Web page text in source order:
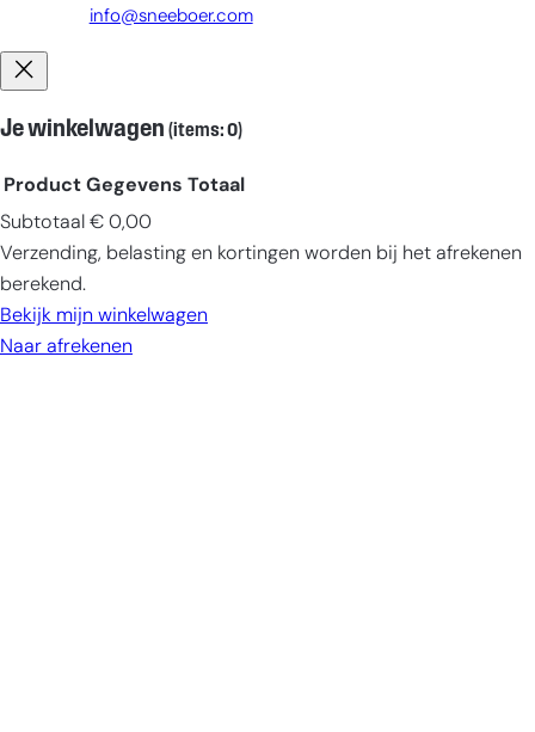
info@sneeboer.com
Je winkelwagen (items: 0)
Producten
in
winkelwagen
Product Gegevens Totaal
Subtotaal € 0,00
Verzending, belasting en kortingen worden bij het afrekenen
berekend.
Bekijk mijn winkelwagen
Naar afrekenen